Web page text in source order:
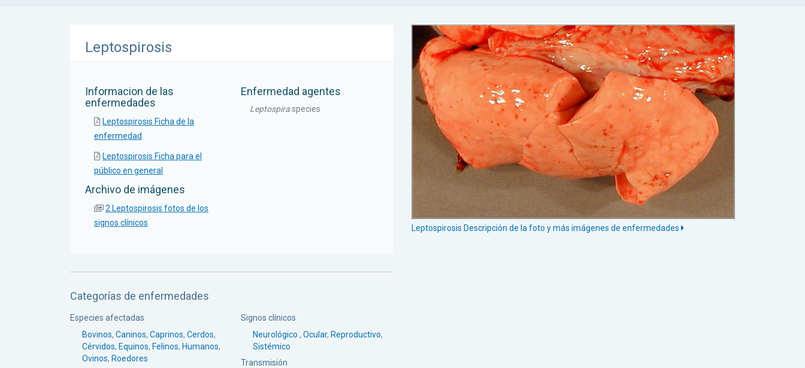
Leptospirosis
Informacion de las
enfermedades
Leptospirosis Ficha de la
enfermedad
Leptospirosis Ficha para el
público en general
Archivo de imágenes
2 Leptospirosis fotos de los
signos clínicos
Enfermedad agentes
Leptospiraspecies
Categorías de enfermedades
Especies afectadas
Bovinos, Caninos, Caprinos, Cerdos,
Cérvidos, Equinos, Felinos, Humanos,
Ovinos, Roedores
Signos clínicos
Neurológico , Ocular, Reproductivo,
Sistémico
Transmisión
Leptospirosis Descripción de la foto y más imágenes de enfermedades